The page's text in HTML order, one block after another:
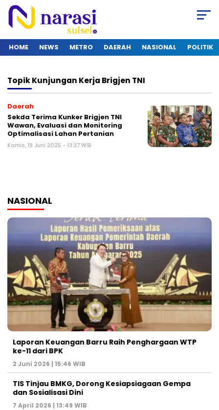
HOME NEWS METRO DAERAH NASIONAL POLITIK
TopikKunjungan Kerja Brigjen TNI
Daerah
Sekda Terima Kunker Brigjen TNI
Wawan, Evaluasi dan Monitoring
Optimalisasi Lahan Pertanian
Kamis, 19 Juni 2025 - 13:37 WIB
NASIONAL
Laporan Keuangan Barru Raih Penghargaan WTP
ke-11 dari BPK
2 Juni 2026 | 15:46 WIB
TIS Tinjau BMKG, Dorong Kesiapsiagaan Gempa
dan Sosialisasi Dini
7 April 2026 | 13:49 WIB